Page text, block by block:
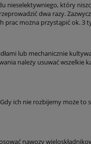
nieselektywniego, który
dwa razy.
prac można przystąpić ok.
lub mechanicznie
należy usuwać wszelkie
ich nie rozbijemy może
nawozy